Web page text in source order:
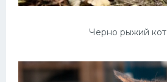
Черно рыжий кот